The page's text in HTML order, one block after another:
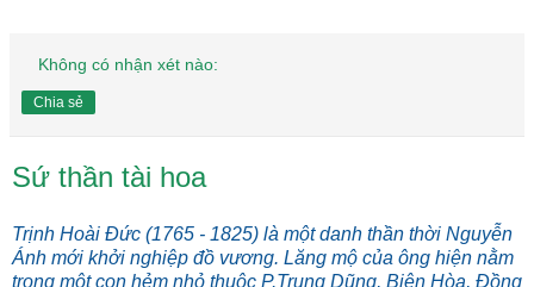
Không có nhận xét nào:
Chia sẻ
Sứ thần tài hoa
Trịnh Hoài Đức (1765 - 1825) là một danh thần thời Nguyễn
Ánh mới khởi nghiệp đồ vương. Lăng mộ của ông hiện nằm
trong một con hẻm nhỏ thuộc P.Trung Dũng, Biên Hòa, Đồng